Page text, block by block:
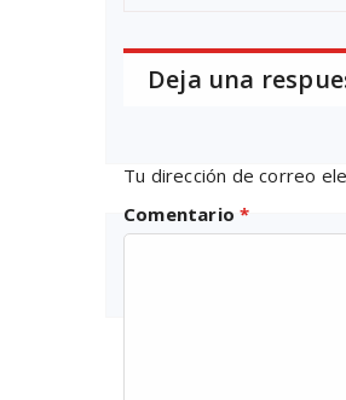
Deja una
Tu dirección de correo
Comentario*